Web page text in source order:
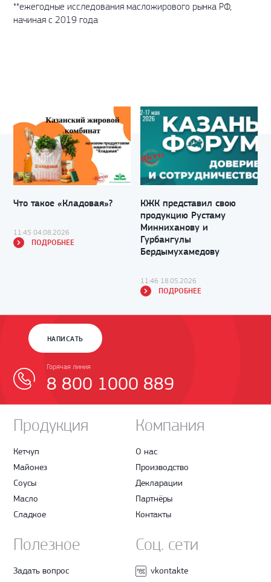
**ежегодные исследования масложирового рынка РФ,
начиная с 2019 года
Что такое «Кладовая»?
11:45 04.08.2026
ПОДРОБНЕЕ
КЖК представил свою
продукцию Рустаму
Минниханову и
Гурбангулы
Бердымухамедову
11:46 18.05.2026
ПОДРОБНЕЕ
НАПИСАТЬ
Горячая линия
8 800 1000 889
Продукция
Кетчуп
Майонез
Соусы
Масло
Сладкое
Компания
О нас
Производство
Декларации
Партнёры
Контакты
Полезное
Задать вопрос
Соц. сети
vkontakte